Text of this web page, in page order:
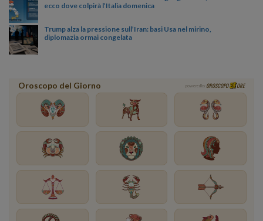
ecco dove colpirà l’Italia domenica
Trump alza la pressione sull’Iran: basi Usa nel mirino,
diplomazia ormai congelata
Oroscopo del Giorno powered by OROSCOPO ORE